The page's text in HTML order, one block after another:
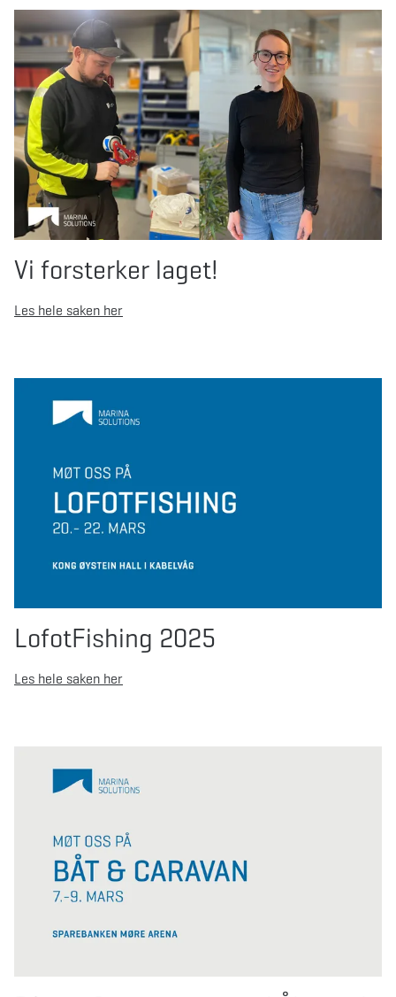
Vi forsterker laget!
Les hele saken her
LofotFishing 2025
Les hele saken her